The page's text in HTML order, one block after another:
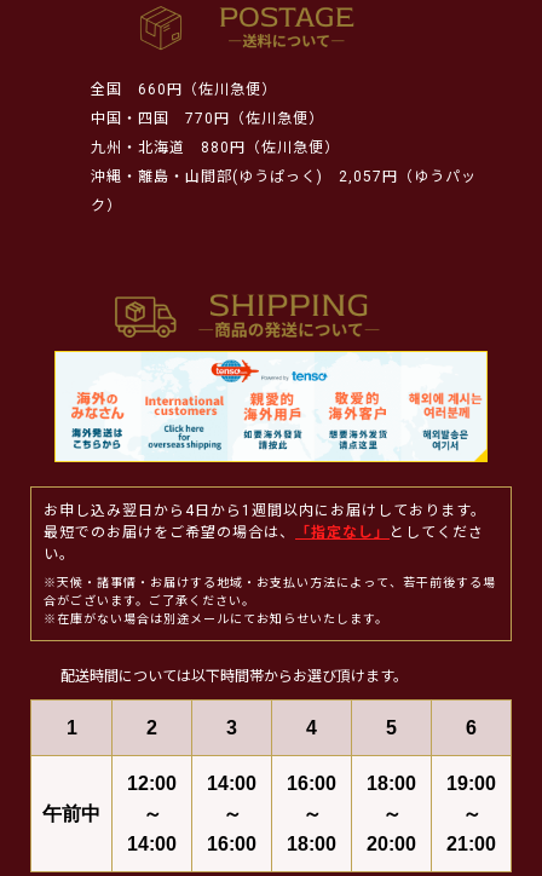
全国
660円（佐川急便）
中国・四国
770円（佐川急便）
九州・北海道
880円（佐川急便）
沖縄・離島・山間部(ゆうぱっく)
2,057円（ゆうパッ
ク）
お申し込み翌日から4日から1週間以内にお届けしております。
最短でのお届けをご希望の場合は、
「指定なし」
としてくださ
い。
※天候・諸事情・お届けする地域・お支払い方法によって、若干前後する場
合がございます。ご了承ください。
※在庫がない場合は別途メールにてお知らせいたします。
配送時間については以下時間帯からお選び頂けます。
1 2 3 4 5 6
午前中
12:00
～
14:00
14:00
～
16:00
16:00
～
18:00
18:00
～
20:00
19:00
～
21:00